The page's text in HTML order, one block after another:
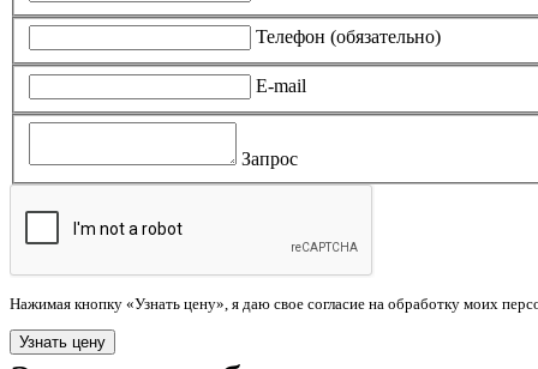
Телефон (обязательно)
E-mail
Запрос
Нажимая кнопку «Узнать цену», я даю свое согласие на обработку моих